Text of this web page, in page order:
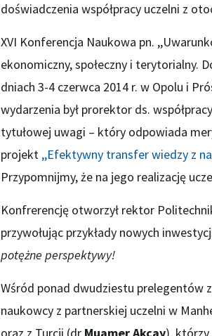
doświadczenia współpracy uczelni z
XVI Konferencja Naukowa pn.
ekonomiczny, społeczny i terytorialny.
dniach 3-4 czerwca 2014 r. w Opolu i
wydarzenia był prorektor ds.
tytułowej uwagi – który odpowiada
projekt,,Efektywny transfer wiedzy z
Przypomnijmy, że na jego realizację
Konfrerencję otworzył rektor
przywołując przykłady nowych
potężne perspektywy!
Wśród ponad dwudziestu prelegentów
naukowcy z partnerskiej uczelni w